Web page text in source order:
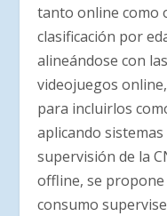
tanto online como
clasificación por
alineándose con
videojuegos
para incluirlos
aplicando
supervisión de la
offline, se
consumo